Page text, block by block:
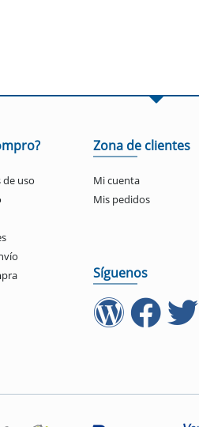
de uso
Zona de clientes
Mi cuenta
Mis pedidos
Síguenos